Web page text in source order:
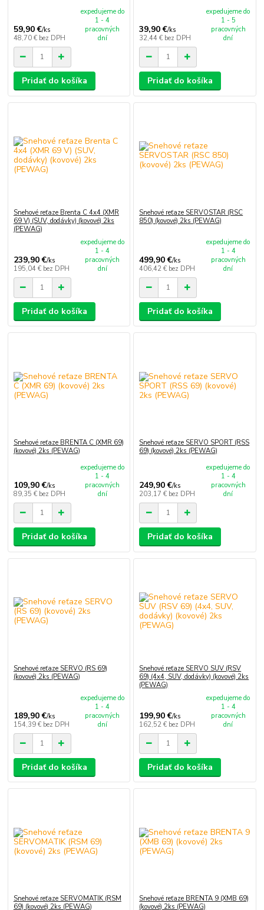
59,90 €/ks
48,70 € bez DPH
expedujeme do
1 - 4
pracovných
dní
Pridať do košíka
39,90 €/ks
32,44 € bez DPH
expedujeme do
1 - 5
pracovných
dní
Pridať do košíka
Snehové reťaze Brenta C 4x4 (XMR
69 V) (SUV, dodávky) (kovové) 2ks
(PEWAG)
239,90 €/ks
195,04 € bez DPH
expedujeme do
1 - 4
pracovných
dní
Pridať do košíka
Snehové reťaze SERVOSTAR (RSC
850) (kovové) 2ks (PEWAG)
499,90 €/ks
406,42 € bez DPH
expedujeme do
1 - 4
pracovných
dní
Pridať do košíka
Snehové reťaze BRENTA C (XMR 69)
(kovové) 2ks (PEWAG)
109,90 €/ks
89,35 € bez DPH
expedujeme do
1 - 4
pracovných
dní
Pridať do košíka
Snehové reťaze SERVO SPORT (RSS
69) (kovové) 2ks (PEWAG)
249,90 €/ks
203,17 € bez DPH
expedujeme do
1 - 4
pracovných
dní
Pridať do košíka
Snehové reťaze SERVO (RS 69)
(kovové) 2ks (PEWAG)
189,90 €/ks
154,39 € bez DPH
expedujeme do
1 - 4
pracovných
dní
Pridať do košíka
Snehové reťaze SERVO SUV (RSV
69) (4x4, SUV, dodávky) (kovové) 2ks
(PEWAG)
199,90 €/ks
162,52 € bez DPH
expedujeme do
1 - 4
pracovných
dní
Pridať do košíka
Snehové reťaze SERVOMATIK (RSM
69) (kovové) 2ks (PEWAG)
Snehové reťaze BRENTA 9 (XMB 69)
(kovové) 2ks (PEWAG)